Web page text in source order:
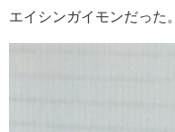
エイシンガイモンだった。